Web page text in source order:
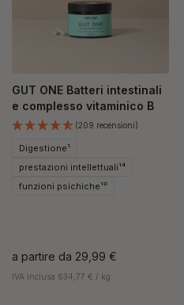
GUT ONE Batteri intestinali
e complesso vitaminico B
(209 recensioni)
Digestione¹
prestazioni intellettuali¹⁴
funzioni psichiche¹⁰
a partire da 29,99 €
IVA inclusa 634,77 € / kg